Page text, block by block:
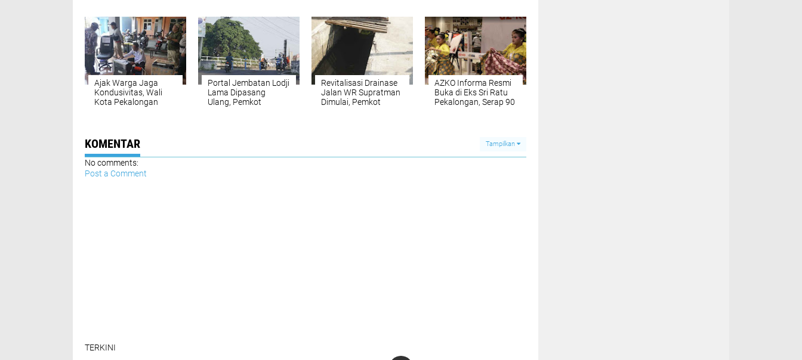
Akses Jalan
Ajak Warga Jaga
Kondusivitas, Wali
Kota Pekalongan
Berharga
Portal Jembatan Lodji
Lama Dipasang
Ulang, Pemkot
Revitalisasi Drainase
Jalan WR Supratman
Dimulai, Pemkot
AZKO Informa Resmi
Buka di Eks Sri Ratu
Pekalongan, Serap 90
KOMENTAR Tampilkan
No comments:
Post a Comment
TERKINI